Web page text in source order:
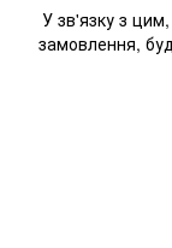
У зв'язку з
замовлення,